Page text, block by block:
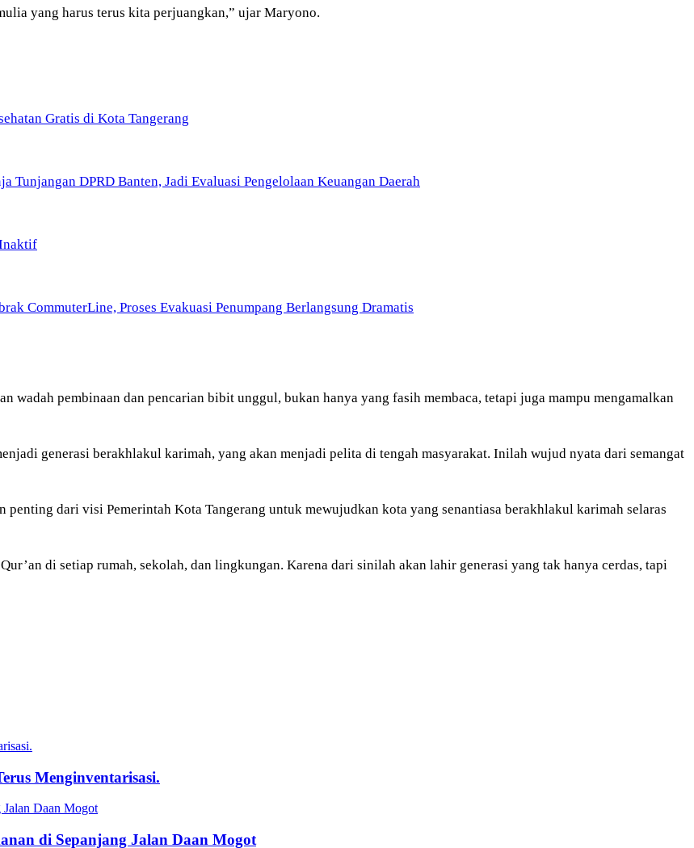
yang harus terus kita perjuangkan,” ujar Maryono.
Gratis di Kota Tangerang
Tunjangan DPRD Banten, Jadi Evaluasi Pengelolaan Keuangan Daerah
CommuterLine, Proses Evakuasi Penumpang Berlangsung Dramatis
wadah pembinaan dan pencarian bibit unggul, bukan hanya yang fasih membaca, tetapi juga mampu mengamalkan
generasi berakhlakul karimah, yang akan menjadi pelita di tengah masyarakat. Inilah wujud nyata dari semangat
dari visi Pemerintah Kota Tangerang untuk mewujudkan kota yang senantiasa berakhlakul karimah selaras
di setiap rumah, sekolah, dan lingkungan. Karena dari sinilah akan lahir generasi yang tak hanya cerdas, tapi
Menginventarisasi.
Jalan Daan Mogot
di Sepanjang Jalan Daan Mogot